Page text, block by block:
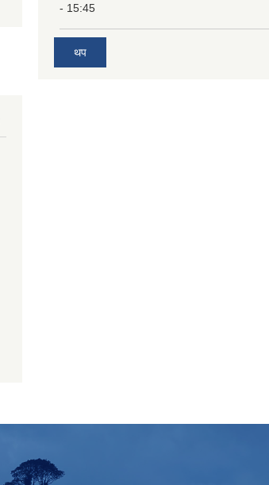
- 15:45
थप